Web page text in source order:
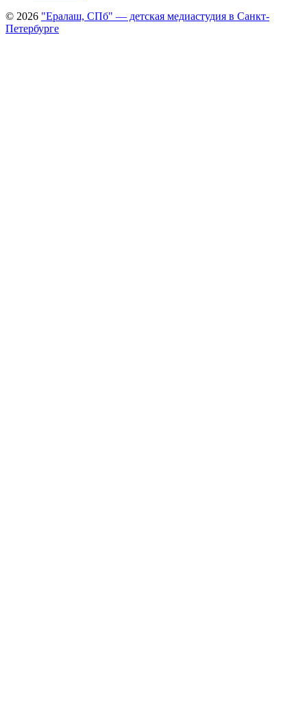
© 2026 "Ералаш, СПб" — детская медиастудия в Санкт-
Петербурге